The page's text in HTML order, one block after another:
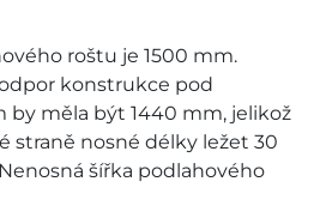
roštu je 1500 mm.
konstrukce pod
by měla být 1440 mm, jelikož
straně nosné délky ležet 30
šířka podlahového